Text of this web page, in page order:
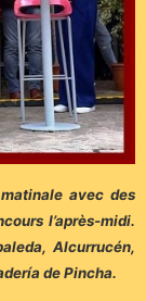
avec des
l’après-midi.
Alcurrucén,
de Pincha.